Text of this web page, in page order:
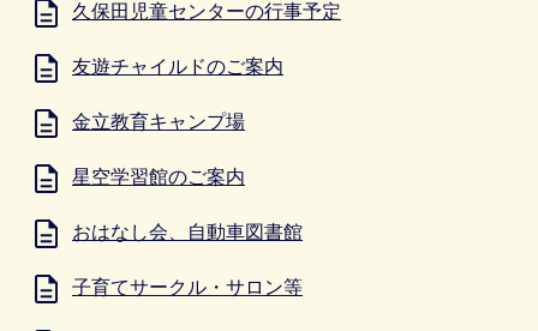
久保田児童センターの行事予定
友遊チャイルドのご案内
金立教育キャンプ場
星空学習館のご案内
おはなし会、自動車図書館
子育てサークル・サロン等